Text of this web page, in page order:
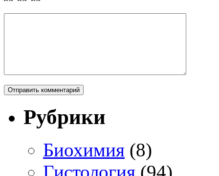
Рубрики
Биохимия (8)
Гистология (94)